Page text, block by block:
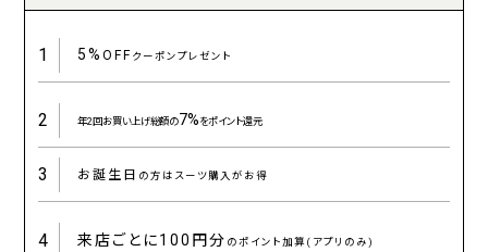
1 5%OFFクーポンプレゼント
2 年2回お買い上げ総額の7%をポイント還元
3 お誕生日 の方はスーツ購入がお得
4 来店ごとに100円分 のポイント加算(アプリのみ)